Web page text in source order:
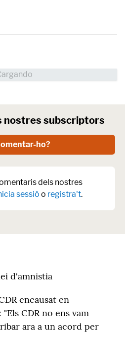
nostres subscriptors
ho?
dels nostres
sessió o registra't.
d'amnistia
encausat en
CDR no ens vam
ara a un acord per